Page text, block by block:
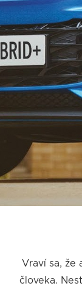
Vraví sa, že
človeka.